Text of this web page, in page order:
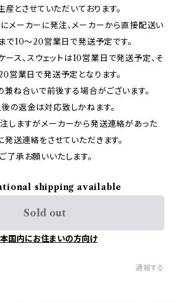
とさせていただいております。
メーカーに発注、メーカーから直接配送い
で10〜20営業日で発送予定です。
ス、スウェットは10営業日で発送予定、そ
営業日で発送予定となります。
兼ね合いで前後する場合がございます。
の返金は対応致しかねます。
しますがメーカーから発送連絡があった
発送連絡をさせていただきます。
了承お願いいたします。
shipping available
Sold out
国内にお住まいの方向け
通報する